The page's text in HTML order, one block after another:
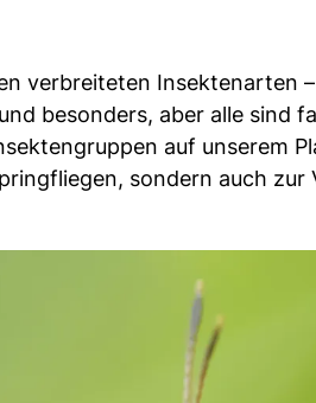
verbreiteten Insektenarten
besonders, aber alle sind
auf unserem
sondern auch zur